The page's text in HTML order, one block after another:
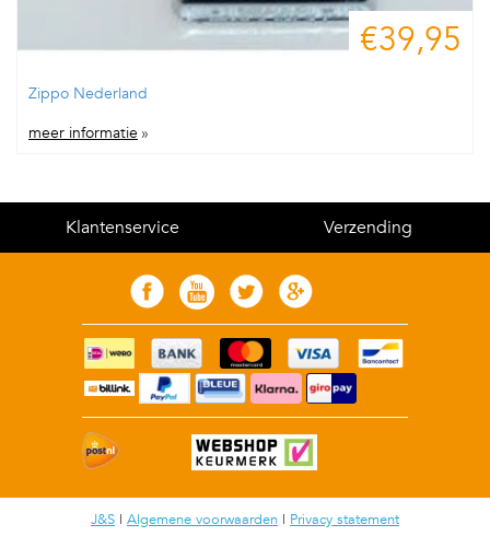
€39,95
Zippo Nederland
meer informatie »
Klantenservice Verzending
J&S | Algemene voorwaarden | Privacy statement